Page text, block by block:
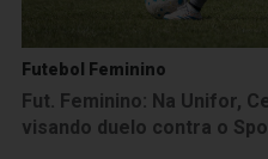
Futebol Feminino
Fut. Feminino: Na Unifor,
visando duelo contra o